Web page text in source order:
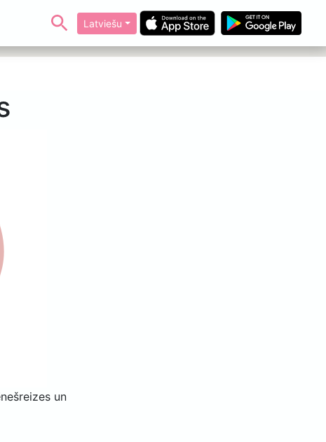
Latviešu
un